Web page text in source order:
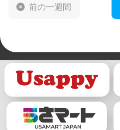
前の一週間